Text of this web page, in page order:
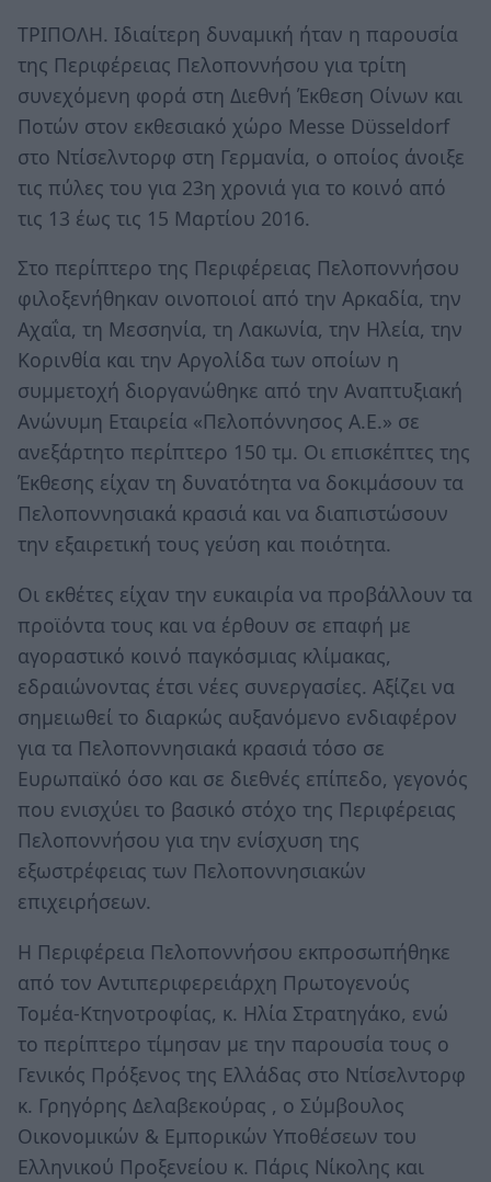
ΤΡΙΠΟΛΗ. Ιδιαίτερη δυναμική ήταν η παρουσία
της Περιφέρειας Πελοποννήσου για τρίτη
συνεχόμενη φορά στη Διεθνή Έκθεση Οίνων και
Ποτών στον εκθεσιακό χώρο Messe Dϋsseldorf
στο Ντίσελντορφ στη Γερμανία, ο οποίος άνοιξε
τις πύλες του για 23η χρονιά για το κοινό από
τις 13 έως τις 15 Μαρτίου 2016.
Στο περίπτερο της Περιφέρειας Πελοποννήσου
φιλοξενήθηκαν οινοποιοί από την Αρκαδία, την
Αχαΐα, τη Μεσσηνία, τη Λακωνία, την Ηλεία, την
Κορινθία και την Αργολίδα των οποίων η
συμμετοχή διοργανώθηκε από την Αναπτυξιακή
Ανώνυμη Εταιρεία «Πελοπόννησος Α.Ε.» σε
ανεξάρτητο περίπτερο 150 τμ. Οι επισκέπτες της
Έκθεσης είχαν τη δυνατότητα να δοκιμάσουν τα
Πελοποννησιακά κρασιά και να διαπιστώσουν
την εξαιρετική τους γεύση και ποιότητα.
Οι εκθέτες είχαν την ευκαιρία να προβάλλουν τα
προϊόντα τους και να έρθουν σε επαφή με
αγοραστικό κοινό παγκόσμιας κλίμακας,
εδραιώνοντας έτσι νέες συνεργασίες. Αξίζει να
σημειωθεί το διαρκώς αυξανόμενο ενδιαφέρον
για τα Πελοποννησιακά κρασιά τόσο σε
Ευρωπαϊκό όσο και σε διεθνές επίπεδο, γεγονός
που ενισχύει το βασικό στόχο της Περιφέρειας
Πελοποννήσου για την ενίσχυση της
εξωστρέφειας των Πελοποννησιακών
επιχειρήσεων.
Η Περιφέρεια Πελοποννήσου εκπροσωπήθηκε
από τον Αντιπεριφερειάρχη Πρωτογενούς
Τομέα-Κτηνοτροφίας, κ. Ηλία Στρατηγάκο, ενώ
το περίπτερο τίμησαν με την παρουσία τους ο
Γενικός Πρόξενος της Ελλάδας στο Ντίσελντορφ
κ. Γρηγόρης Δελαβεκούρας , ο Σύμβουλος
Οικονομικών & Εμπορικών Υποθέσεων του
Ελληνικού Προξενείου κ. Πάρις Νίκολης και